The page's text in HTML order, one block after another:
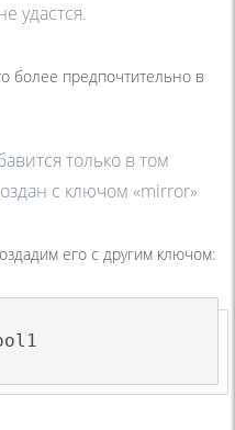
удастся.
более предпочтительно в
только в том
с ключом «mirror»
его с другим ключом: